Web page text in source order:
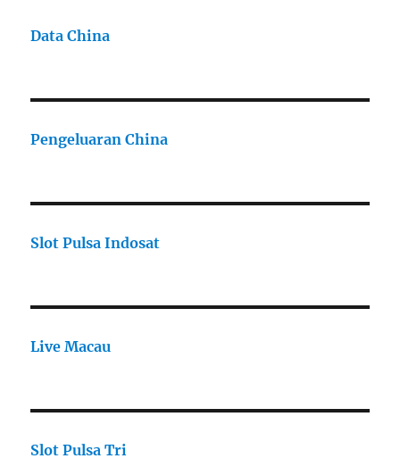
Data China
Pengeluaran China
Slot Pulsa Indosat
Live Macau
Slot Pulsa Tri